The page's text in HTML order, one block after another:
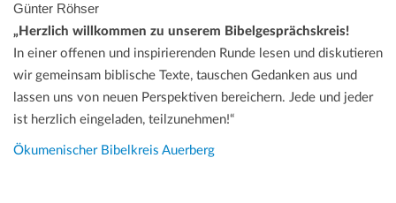
Günter Röhser
„Herzlich willkommen zu unserem Bibelgesprächskreis!
In einer offenen und inspirierenden Runde lesen und diskutieren
wir gemeinsam biblische Texte, tauschen Gedanken aus und
lassen uns von neuen Perspektiven bereichern. Jede und jeder
ist herzlich eingeladen, teilzunehmen!“
Ökumenischer Bibelkreis Auerberg